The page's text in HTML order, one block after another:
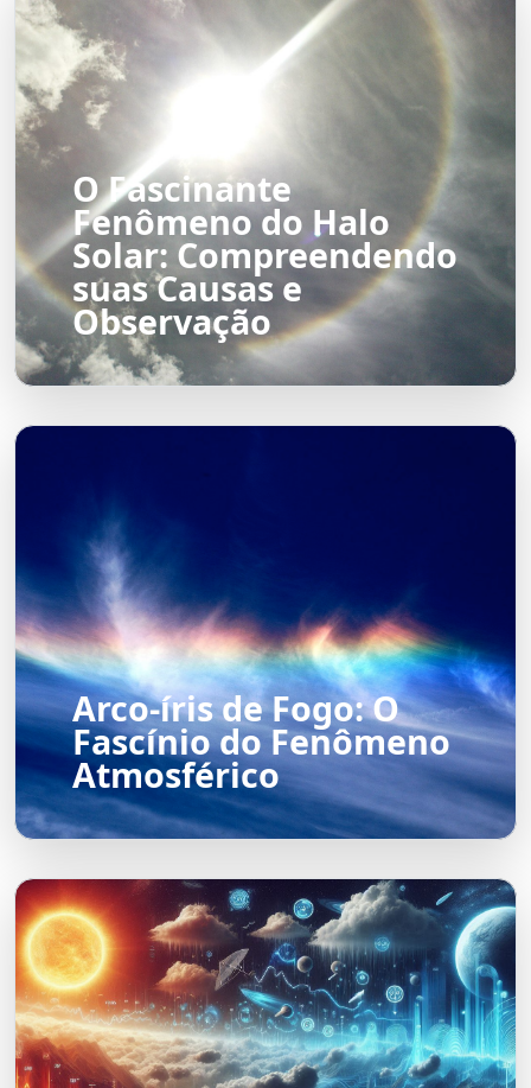
O Fascinante
Fenômeno do Halo
Solar: Compreendendo
suas Causas e
Observação
Arco-íris de Fogo: O
Fascínio do Fenômeno
Atmosférico